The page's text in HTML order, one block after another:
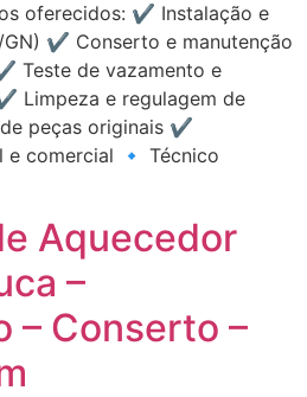
oferecidos: ✔️ Instalação e
GN) ✔️ Conserto e manutenção
Teste de vazamento e
Limpeza e regulagem de
peças originais ✔️
e comercial 🔹 Técnico
Aquecedor
–
– Conserto –